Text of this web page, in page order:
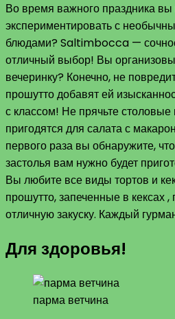
Во время важного праздника вы
экспериментировать с
блюдами? Saltimbocca —
отличный выбор! Вы
вечеринку? Конечно, не
прошутто добавят ей
с классом! Не прячьте
пригодятся для салата с
первого раза вы обнаружите,
застолья вам нужно будет
Вы любите все виды тортов и
прошутто, запеченные в кексах ,
отличную закуску. Каждый
Для здоровья!
парма ветчина